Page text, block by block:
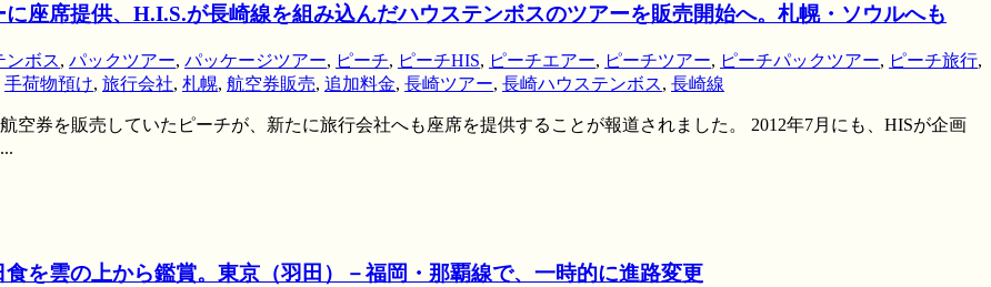
に座席提供、H.I.S.が長崎線を組み込んだハウステンボスのツアーを販売開始へ。札幌・ソウルへも
ンボス, パックツアー, パッケージツアー, ピーチ, ピーチHIS, ピーチエアー, ピーチツアー, ピーチパックツアー, ピーチ旅行,
手荷物預け, 旅行会社, 札幌, 航空券販売, 追加料金, 長崎ツアー, 長崎ハウステンボス, 長崎線
券を販売していたピーチが、新たに旅行会社へも座席を提供することが報道されました。 2012年7月にも、HISが企画
を雲の上から鑑賞。東京（羽田）－福岡・那覇線で、一時的に進路変更